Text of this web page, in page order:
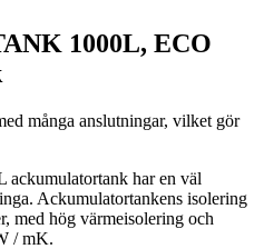
1000L, ECO
många anslutningar, vilket gör
har en väl
Ackumulatortankens isolering
med hög värmeisolering och
/ mK.